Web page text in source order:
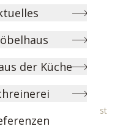
der Küche
wählbar
wählbar
individuell angepasst
uns gerne an!